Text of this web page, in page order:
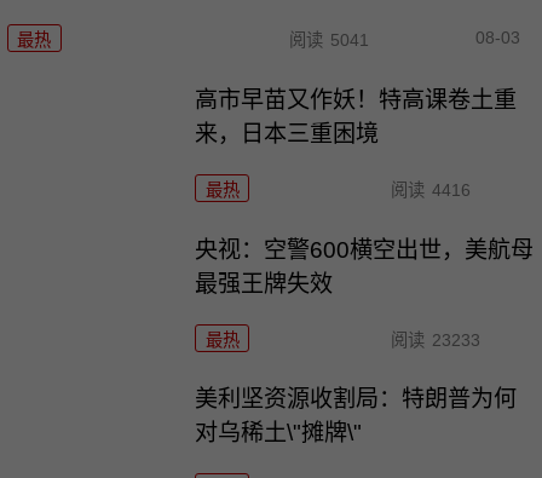
最热 阅读 5041 08-03
高市早苗又作妖！特高课卷土重
来，日本三重困境
最热 阅读 4416
央视：空警600横空出世，美航母
最强王牌失效
最热 阅读 23233
美利坚资源收割局：特朗普为何
对乌稀土\"摊牌\"